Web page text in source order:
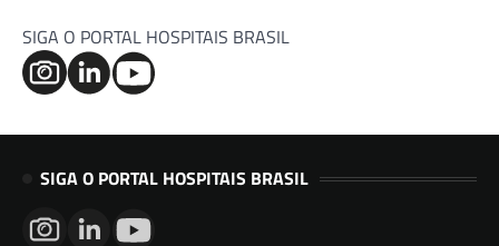
SIGA O PORTAL HOSPITAIS BRASIL
SIGA O PORTAL HOSPITAIS BRASIL